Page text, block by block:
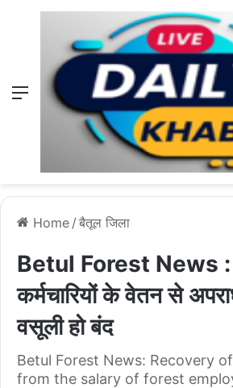
Menu
Home / बैतूल जिला
Betul Forest News :
कर्मचारियों के वेतन से
वसूली हो बंद
Betul Forest News: Recovery
from the salary of forest